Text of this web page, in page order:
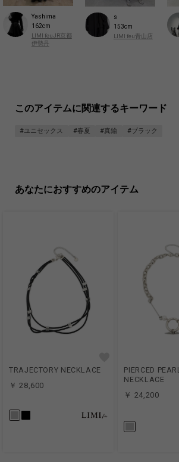
Yashima
162cm
LIMI feuJR京都
伊勢丹
s
153cm
LIMI feu青山店
このアイテムに関連するキーワード
#ユニセックス #春夏 #真鍮 #ブラック
あなたにおすすめのアイテム
TRAJECTORY NECKLACE
￥ 28,600
PIERCED PEARL
NECKLACE
￥ 24,200